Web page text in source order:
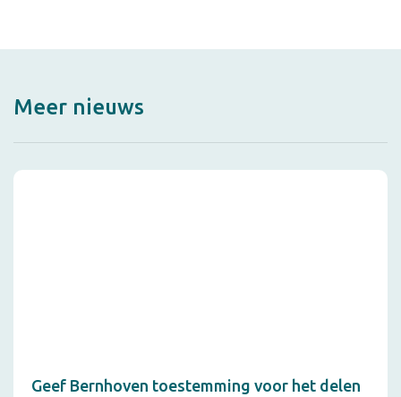
Meer nieuws
Geef Bernhoven toestemming voor het delen